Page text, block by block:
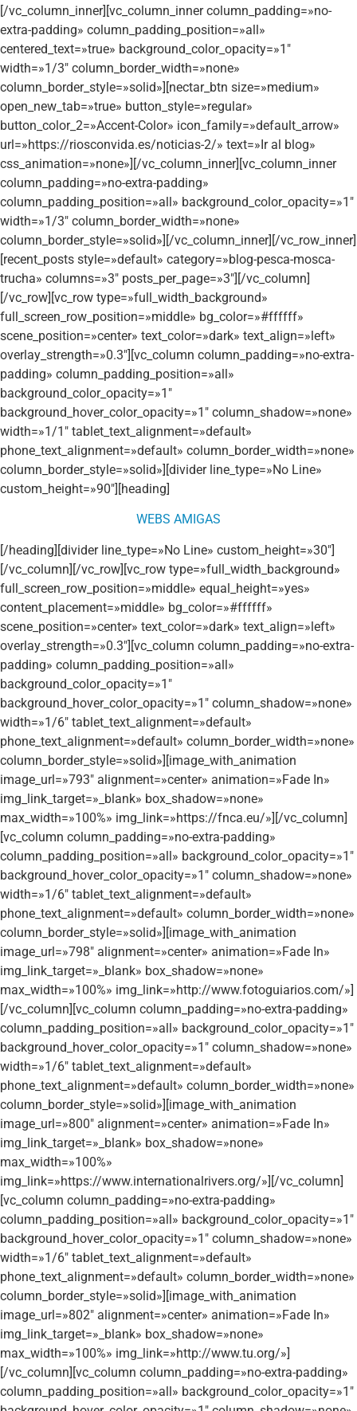
[/vc_column_inner][vc_column_inner column_padding=»no-
extra-padding» column_padding_position=»all»
centered_text=»true» background_color_opacity=»1″
width=»1/3″ column_border_width=»none»
column_border_style=»solid»][nectar_btn size=»medium»
open_new_tab=»true» button_style=»regular»
button_color_2=»Accent-Color» icon_family=»default_arrow»
url=»https://riosconvida.es/noticias-2/» text=»Ir al blog»
css_animation=»none»][/vc_column_inner][vc_column_inner
column_padding=»no-extra-padding»
column_padding_position=»all» background_color_opacity=»1″
width=»1/3″ column_border_width=»none»
column_border_style=»solid»][/vc_column_inner][/vc_row_inner]
[recent_posts style=»default» category=»blog-pesca-mosca-
trucha» columns=»3″ posts_per_page=»3″][/vc_column]
[/vc_row][vc_row type=»full_width_background»
full_screen_row_position=»middle» bg_color=»#ffffff»
scene_position=»center» text_color=»dark» text_align=»left»
overlay_strength=»0.3″][vc_column column_padding=»no-extra-
padding» column_padding_position=»all»
background_color_opacity=»1″
background_hover_color_opacity=»1″ column_shadow=»none»
width=»1/1″ tablet_text_alignment=»default»
phone_text_alignment=»default» column_border_width=»none»
column_border_style=»solid»][divider line_type=»No Line»
custom_height=»90″][heading]
WEBS AMIGAS
[/heading][divider line_type=»No Line» custom_height=»30″]
[/vc_column][/vc_row][vc_row type=»full_width_background»
full_screen_row_position=»middle» equal_height=»yes»
content_placement=»middle» bg_color=»#ffffff»
scene_position=»center» text_color=»dark» text_align=»left»
overlay_strength=»0.3″][vc_column column_padding=»no-extra-
padding» column_padding_position=»all»
background_color_opacity=»1″
background_hover_color_opacity=»1″ column_shadow=»none»
width=»1/6″ tablet_text_alignment=»default»
phone_text_alignment=»default» column_border_width=»none»
column_border_style=»solid»][image_with_animation
image_url=»793″ alignment=»center» animation=»Fade In»
img_link_target=»_blank» box_shadow=»none»
max_width=»100%» img_link=»https://fnca.eu/»][/vc_column]
[vc_column column_padding=»no-extra-padding»
column_padding_position=»all» background_color_opacity=»1″
background_hover_color_opacity=»1″ column_shadow=»none»
width=»1/6″ tablet_text_alignment=»default»
phone_text_alignment=»default» column_border_width=»none»
column_border_style=»solid»][image_with_animation
image_url=»798″ alignment=»center» animation=»Fade In»
img_link_target=»_blank» box_shadow=»none»
max_width=»100%» img_link=»http://www.fotoguiarios.com/»]
[/vc_column][vc_column column_padding=»no-extra-padding»
column_padding_position=»all» background_color_opacity=»1″
background_hover_color_opacity=»1″ column_shadow=»none»
width=»1/6″ tablet_text_alignment=»default»
phone_text_alignment=»default» column_border_width=»none»
column_border_style=»solid»][image_with_animation
image_url=»800″ alignment=»center» animation=»Fade In»
img_link_target=»_blank» box_shadow=»none»
max_width=»100%»
img_link=»https://www.internationalrivers.org/»][/vc_column]
[vc_column column_padding=»no-extra-padding»
column_padding_position=»all» background_color_opacity=»1″
background_hover_color_opacity=»1″ column_shadow=»none»
width=»1/6″ tablet_text_alignment=»default»
phone_text_alignment=»default» column_border_width=»none»
column_border_style=»solid»][image_with_animation
image_url=»802″ alignment=»center» animation=»Fade In»
img_link_target=»_blank» box_shadow=»none»
max_width=»100%» img_link=»http://www.tu.org/»]
[/vc_column][vc_column column_padding=»no-extra-padding»
column_padding_position=»all» background_color_opacity=»1″